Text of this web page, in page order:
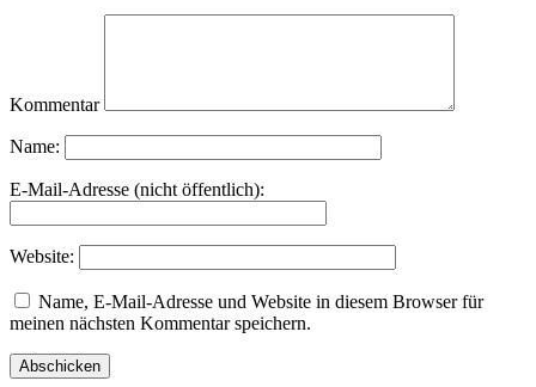
Kommentar
Name:
E-Mail-Adresse (nicht öffentlich):
Website:
Name, E-Mail-Adresse und Website in diesem Browser für
meinen nächsten Kommentar speichern.